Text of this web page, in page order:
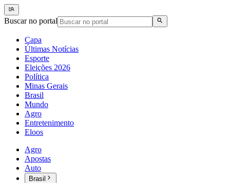
Buscar no portal
Capa
Últimas Notícias
Esporte
Eleições 2026
Política
Minas Gerais
Brasil
Mundo
Agro
Entretenimento
Eloos
Agro
Apostas
Auto
Brasil